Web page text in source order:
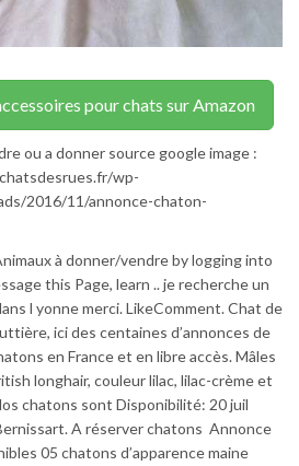
pour chats sur Amazon
ou a donner source google image :
wp-
2016/11/annonce-chaton-
à donner/vendre by logging into
this Page, learn .. je recherche un
l yonne merci. LikeComment. Chat de
ici des centaines d’annonces de
en France et en libre accès. Mâles
longhair, couleur lilac, lilac-crème et
chatons sont Disponibilité: 20 juil
A réserver chatons Annonce
05 chatons d’apparence maine